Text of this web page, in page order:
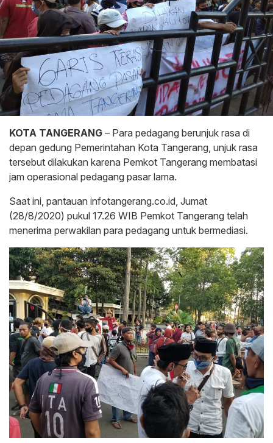
KOTA TANGERANG – Para pedagang berunjuk rasa di
depan gedung Pemerintahan Kota Tangerang, unjuk rasa
tersebut dilakukan karena Pemkot Tangerang membatasi
jam operasional pedagang pasar lama.
Saat ini, pantauan infotangerang.co.id, Jumat
(28/8/2020) pukul 17.26 WIB Pemkot Tangerang telah
menerima perwakilan para pedagang untuk bermediasi.